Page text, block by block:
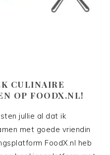
CULINAIRE
OP FOODX.NL!
jullie al dat ik
met goede vriendin
FoodX.nl heb